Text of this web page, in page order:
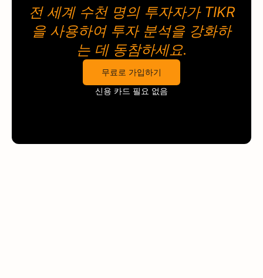
전 세계 수천 명의 투자자가 TIKR
을 사용하여 투자 분석을 강화하
는 데 동참하세요.
무료로 가입하기
신용 카드 필요 없음